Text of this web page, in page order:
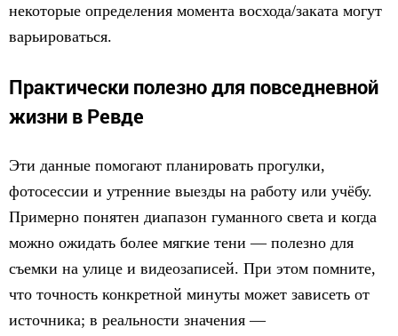
некоторые определения момента восхода/заката могут
варьироваться.
Практически полезно для повседневной
жизни в Ревде
Эти данные помогают планировать прогулки,
фотосессии и утренние выезды на работу или учёбу.
Примерно понятен диапазон гуманного света и когда
можно ожидать более мягкие тени — полезно для
съемки на улице и видеозаписей. При этом помните,
что точность конкретной минуты может зависеть от
источника; в реальности значения —